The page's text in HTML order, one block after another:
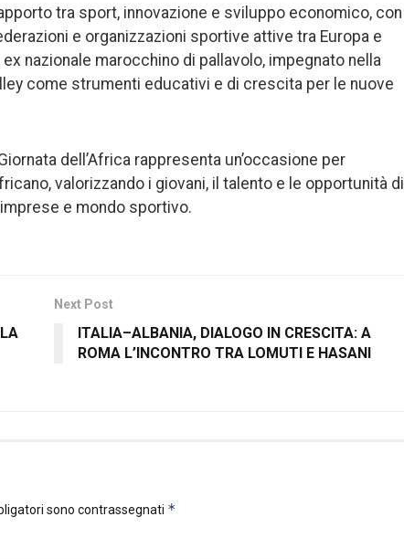
tra sport, innovazione e sviluppo economico, con
e organizzazioni sportive attive tra Europa e
nazionale marocchino di pallavolo, impegnato nella
come strumenti educativi e di crescita per le nuove
dell’Africa rappresenta un’occasione per
valorizzando i giovani, il talento e le opportunità di
e mondo sportivo.
Next Post
ITALIA–ALBANIA, DIALOGO IN CRESCITA: A
ROMA L’INCONTRO TRA LOMUTI E HASANI
sono contrassegnati *